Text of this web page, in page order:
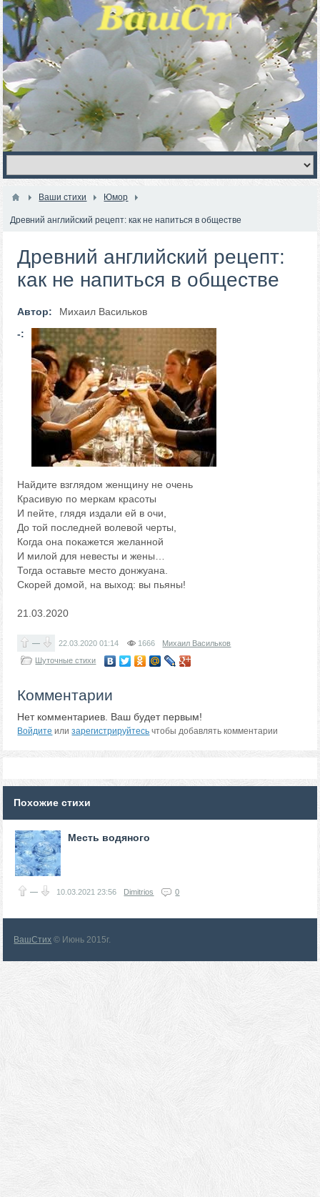
Ваши стихи Юмор
Древний английский рецепт: как не напиться в обществе
Древний английский рецепт:
как не напиться в обществе
Автор:
Михаил Васильков
-:
Найдите взглядом женщину не очень
Красивую по меркам красоты
И пейте, глядя издали ей в очи,
До той последней волевой черты,
Когда она покажется желанной
И милой для невесты и жены…
Тогда оставьте место донжуана.
Скорей домой, на выход: вы пьяны!
21.03.2020
— 22.03.202001:14 1666
Михаил Васильков
Шуточные стихи
Комментарии
Нет комментариев. Ваш будет первым!
Войдите илизарегистрируйтесь чтобы добавлять комментарии
Похожие стихи
Месть водяного
— 10.03.202123:56 Dimitrios 0
ВашСтих © Июнь 2015г.